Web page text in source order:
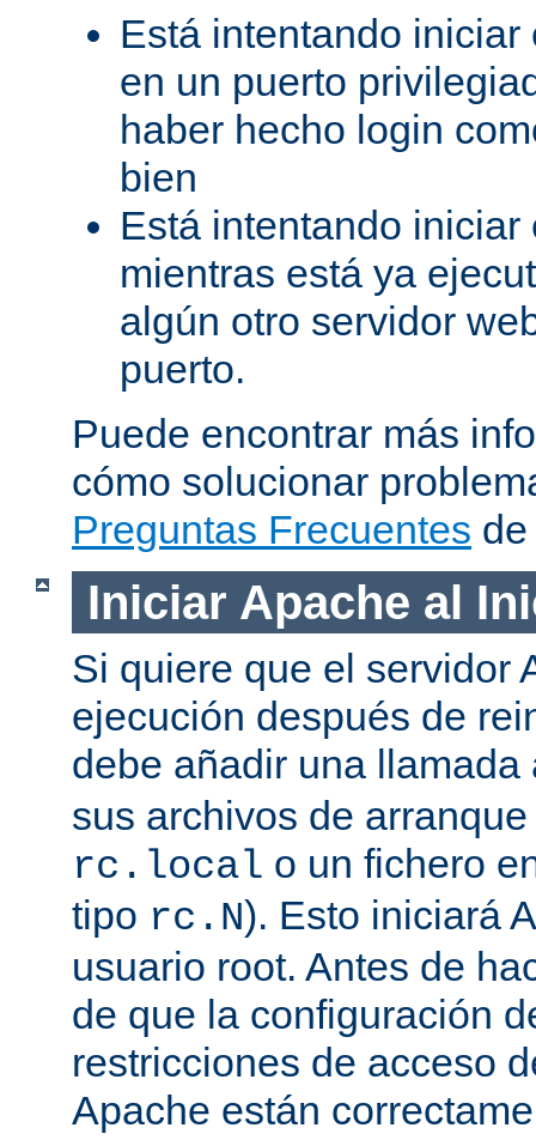
Está intentando
en un puerto
haber hecho login
bien
Está intentando
mientras está ya
algún otro servidor
puerto.
Puede encontrar más
cómo solucionar
Preguntas Frecuentes
Iniciar Apache al
Si quiere que el servidor
ejecución después de
debe añadir una
sus archivos de
rc.local o un fichero
tipo rc.N). Esto iniciará
usuario root. Antes de
de que la configuración
restricciones de acceso
Apache están